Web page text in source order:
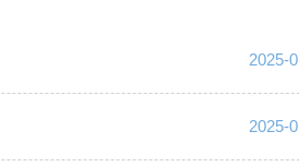
2025-
2025-